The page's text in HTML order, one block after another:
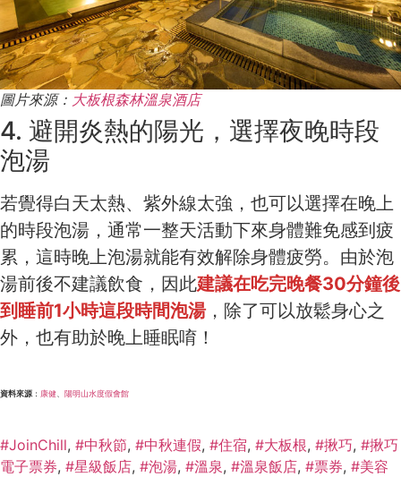
圖片來源： 大板根森林溫泉酒店
4. 避開炎熱的陽光，選擇夜晚時段
泡湯
若覺得白天太熱、紫外線太強，也可以選擇在晚上
的時段泡湯，通常一整天活動下來身體難免感到疲
累，這時晚上泡湯就能有效解除身體疲勞。由於泡
湯前後不建議飲食，因此建議在吃完晚餐30分鐘後
到睡前1小時這段時間泡湯，除了可以放鬆身心之
外，也有助於晚上睡眠唷！
資料來源 ： 康健 陽明山水度假會館
#JoinChill, #中秋節, #中秋連假, #住宿, #大板根, #揪巧, #揪巧
電子票券, #星級飯店, #泡湯, #溫泉, #溫泉飯店, #票券, #美容